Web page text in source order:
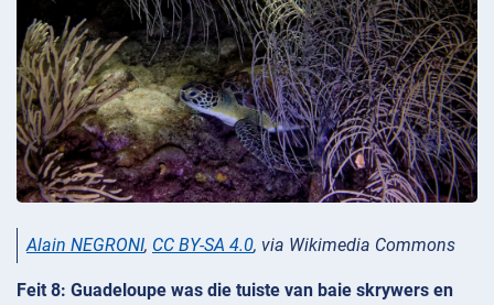
Alain NEGRONI, CC BY-SA 4.0, via Wikimedia Commons
Feit 8: Guadeloupe was die tuiste van baie skrywers en